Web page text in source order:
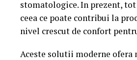
stomatologice. In prezent,
ceea ce poate contribui la
nivel crescut de confort
Aceste solutii moderne